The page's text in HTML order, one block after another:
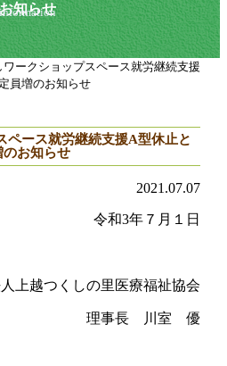
お知らせ
information
ークショップスペース就労継続支援
員増のお知らせ
ペース就労継続支援A型休止と
お知らせ
2021.07.07
令和3年７月１日
上越つくしの里医療福祉協会
理事長 川室 優